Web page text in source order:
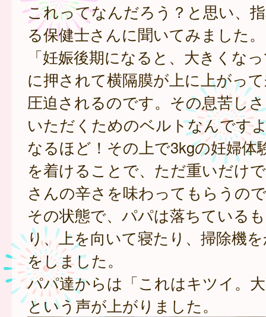
これってなんだろう？と思い、
る保健士さんに聞いてみました。
「妊娠後期になると、大きくな
に押されて横隔膜が上に上がっ
圧迫されるのです。その息苦し
いただくためのベルトなんです
なるほど！その上で3kgの妊婦体
を着けることで、ただ重いだけ
さんの辛さを味わってもらう
その状態で、パパは落ちている
り、上を向いて寝たり、掃除機
をしました。
パパ達からは「これはキツイ。
という声が上がりました。